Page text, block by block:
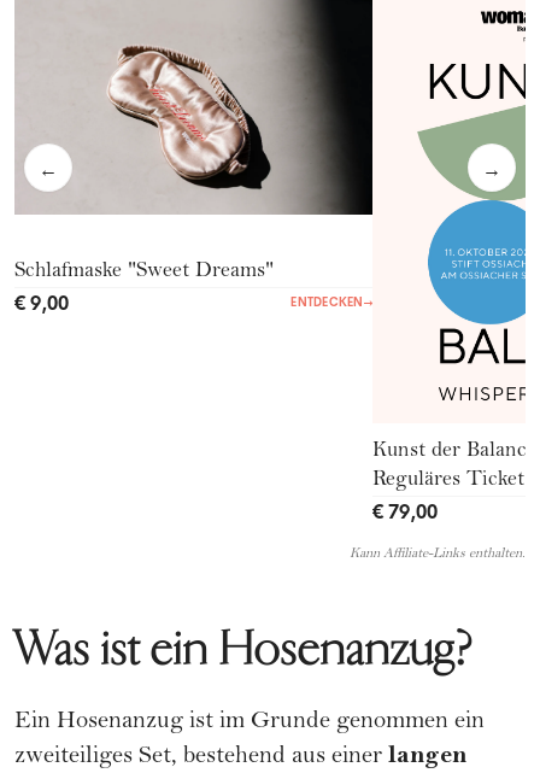
← →
Schlafmaske "Sweet Dreams"
€ 9,00 ENTDECKEN→
Kunst der
Reguläres Ticket
€ 79,00
Kann Affiliate-Links enthalten.
Was ist ein Hosenanzug?
Ein Hosenanzug ist im Grunde genommen ein
zweiteiliges Set, bestehend aus einer langen